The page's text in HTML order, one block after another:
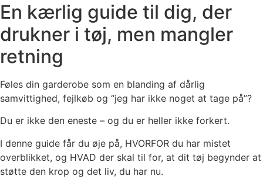
En kærlig guide til dig, der
drukner i tøj, men mangler
retning
Føles din garderobe som en blanding af dårlig
samvittighed, fejlkøb og “jeg har ikke noget at tage på”?
Du er ikke den eneste – og du er heller ikke forkert.
I denne guide får du øje på, HVORFOR du har mistet
overblikket, og HVAD der skal til for, at dit tøj begynder at
støtte den krop og det liv, du har nu.